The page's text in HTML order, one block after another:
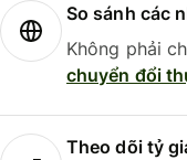
So sánh các
Không phải
chuyển đổi
Theo dõi tỷ